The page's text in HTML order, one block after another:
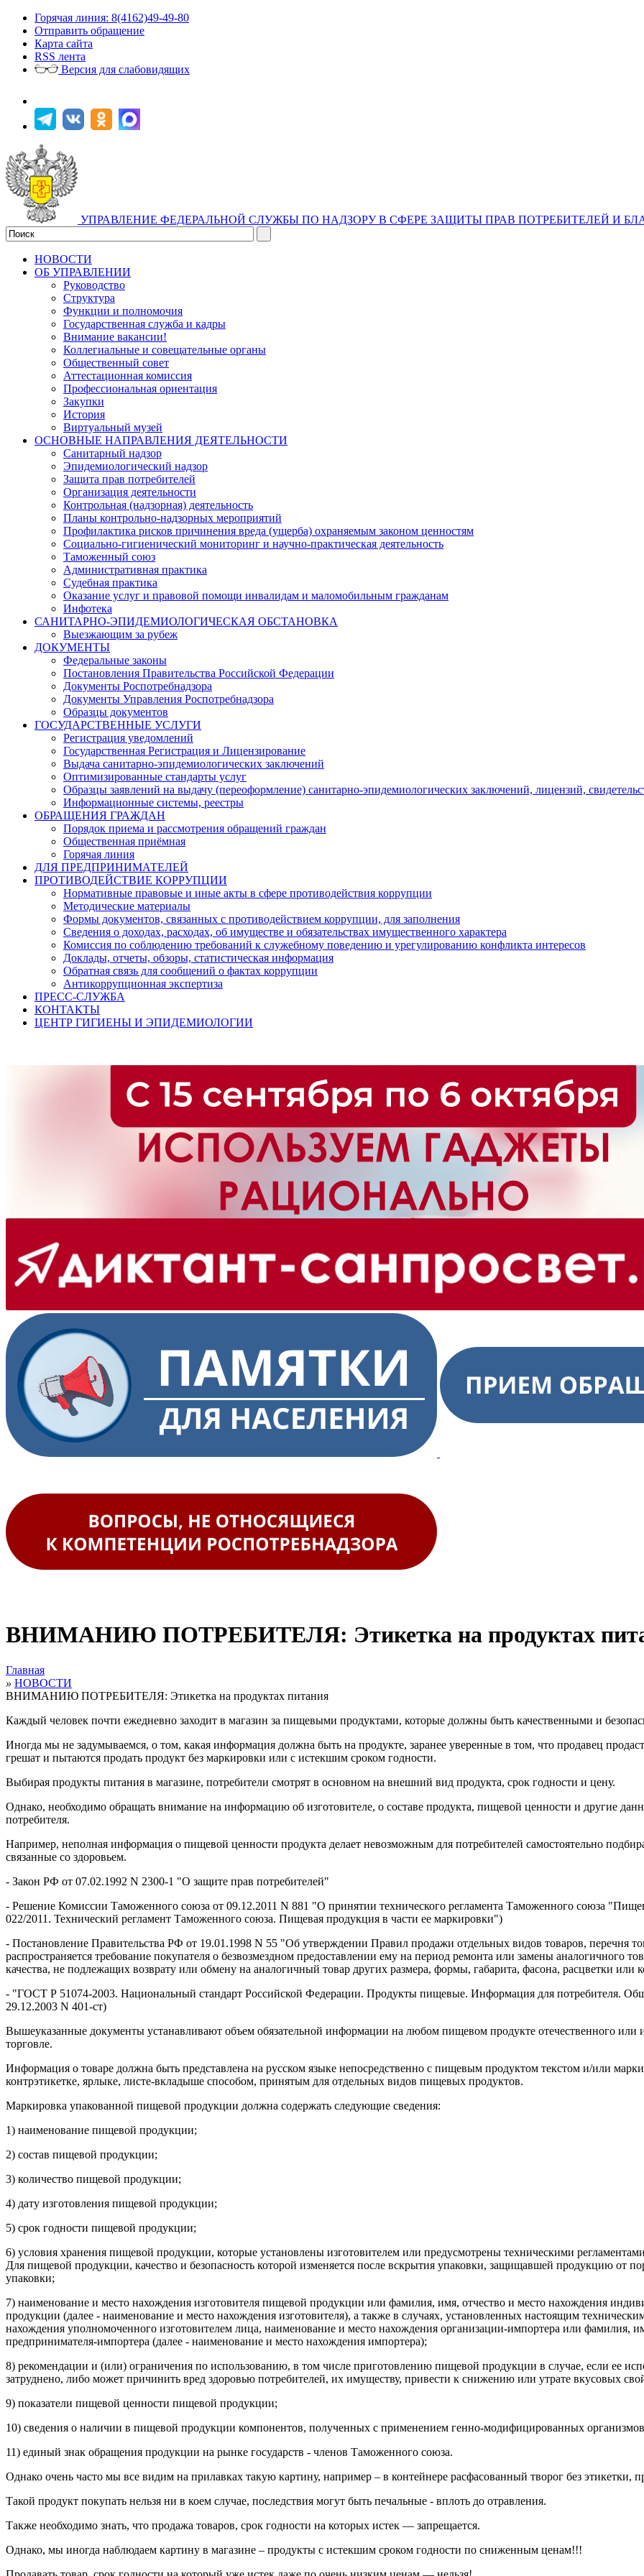
Горячая линия: 8(4162)49-49-80
Отправить обращение
Карта сайта
RSS лента
Версия для слабовидящих
УПРАВЛЕНИЕ ФЕДЕРАЛЬНОЙ СЛУЖБЫ ПО НАДЗОРУ В СФЕРЕ ЗАЩИТЫ ПРАВ ПОТРЕБИТЕЛЕЙ И
НОВОСТИ
ОБ УПРАВЛЕНИИ
Руководство
Структура
Функции и полномочия
Государственная служба и кадры
Внимание вакансии!
Коллегиальные и совещательные органы
Общественный совет
Аттестационная комиссия
Профессиональная ориентация
Закупки
История
Виртуальный музей
ОСНОВНЫЕ НАПРАВЛЕНИЯ ДЕЯТЕЛЬНОСТИ
Санитарный надзор
Эпидемиологический надзор
Защита прав потребителей
Организация деятельности
Контрольная (надзорная) деятельность
Планы контрольно-надзорных мероприятий
Профилактика рисков причинения вреда (ущерба) охраняемым законом ценностям
Социально-гигиенический мониторинг и научно-практическая деятельность
Таможенный союз
Административная практика
Судебная практика
Оказание услуг и правовой помощи инвалидам и маломобильным гражданам
Инфотека
САНИТАРНО-ЭПИДЕМИОЛОГИЧЕСКАЯ ОБСТАНОВКА
Выезжающим за рубеж
ДОКУМЕНТЫ
Федеральные законы
Постановления Правительства Российской Федерации
Документы Роспотребнадзора
Документы Управления Роспотребнадзора
Образцы документов
ГОСУДАРСТВЕННЫЕ УСЛУГИ
Регистрация уведомлений
Государственная Регистрация и Лицензирование
Выдача санитарно-эпидемиологических заключений
Оптимизированные стандарты услуг
Образцы заявлений на выдачу (переоформление) санитарно-эпидемиологических заключений, лицензий,
Информационные системы, реестры
ОБРАЩЕНИЯ ГРАЖДАН
Порядок приема и рассмотрения обращений граждан
Общественная приёмная
Горячая линия
ДЛЯ ПРЕДПРИНИМАТЕЛЕЙ
ПРОТИВОДЕЙСТВИЕ КОРРУПЦИИ
Нормативные правовые и иные акты в сфере противодействия коррупции
Методические материалы
Формы документов, связанных с противодействием коррупции, для заполнения
Сведения о доходах, расходах, об имуществе и обязательствах имущественного характера
Комиссия по соблюдению требований к служебному поведению и урегулированию конфликта интересов
Доклады, отчеты, обзоры, статистическая информация
Обратная связь для сообщений о фактах коррупции
Антикоррупционная экспертиза
ПРЕСС-СЛУЖБА
КОНТАКТЫ
ЦЕНТР ГИГИЕНЫ И ЭПИДЕМИОЛОГИИ
ВНИМАНИЮ ПОТРЕБИТЕЛЯ: Этикетка на продуктах
Главная
» НОВОСТИ
ВНИМАНИЮ ПОТРЕБИТЕЛЯ: Этикетка на продуктах питания
Каждый человек почти ежедневно заходит в магазин за пищевыми продуктами, которые должны быть качественными и
Иногда мы не задумываемся, о том, какая информация должна быть на продукте, заранее уверенные в том, что продавец
грешат и пытаются продать продукт без маркировки или с истекшим сроком годности.
Выбирая продукты питания в магазине, потребители смотрят в основном на внешний вид продукта, срок годности и цену.
Однако, необходимо обращать внимание на информацию об изготовителе, о составе продукта, пищевой ценности и другие
потребителя.
Например, неполная информация о пищевой ценности продукта делает невозможным для потребителей самостоятельно
связанные со здоровьем.
- Закон РФ от 07.02.1992 N 2300-1 "О защите прав потребителей"
- Решение Комиссии Таможенного союза от 09.12.2011 N 881 "О принятии технического регламента Таможенного союза
022/2011. Технический регламент Таможенного союза. Пищевая продукция в части ее маркировки")
- Постановление Правительства РФ от 19.01.1998 N 55 "Об утверждении Правил продажи отдельных видов товаров, перечня
распространяется требование покупателя о безвозмездном предоставлении ему на период ремонта или замены аналогичного
качества, не подлежащих возврату или обмену на аналогичный товар других размера, формы, габарита, фасона, расцветки или
- "ГОСТ Р 51074-2003. Национальный стандарт Российской Федерации. Продукты пищевые. Информация для потребителя.
29.12.2003 N 401-ст)
Вышеуказанные документы устанавливают объем обязательной информации на любом пищевом продукте отечественного или
торговле.
Информация о товаре должна быть представлена на русском языке непосредственно с пищевым продуктом текстом и/или
контрэтикетке, ярлыке, листе-вкладыше способом, принятым для отдельных видов пищевых продуктов.
Маркировка упакованной пищевой продукции должна содержать следующие сведения:
1) наименование пищевой продукции;
2) состав пищевой продукции;
3) количество пищевой продукции;
4) дату изготовления пищевой продукции;
5) срок годности пищевой продукции;
6) условия хранения пищевой продукции, которые установлены изготовителем или предусмотрены техническими
Для пищевой продукции, качество и безопасность которой изменяется после вскрытия упаковки, защищавшей продукцию от
упаковки;
7) наименование и место нахождения изготовителя пищевой продукции или фамилия, имя, отчество и место нахождения
продукции (далее - наименование и место нахождения изготовителя), а также в случаях, установленных настоящим
нахождения уполномоченного изготовителем лица, наименование и место нахождения организации-импортера или фамилия,
предпринимателя-импортера (далее - наименование и место нахождения импортера);
8) рекомендации и (или) ограничения по использованию, в том числе приготовлению пищевой продукции в случае, если ее
затруднено, либо может причинить вред здоровью потребителей, их имуществу, привести к снижению или утрате вкусовых
9) показатели пищевой ценности пищевой продукции;
10) сведения о наличии в пищевой продукции компонентов, полученных с применением генно-модифицированных
11) единый знак обращения продукции на рынке государств - членов Таможенного союза.
Однако очень часто мы все видим на прилавках такую картину, например – в контейнере расфасованный творог без этикетки,
Такой продукт покупать нельзя ни в коем случае, последствия могут быть печальные - вплоть до отравления.
Также необходимо знать, что продажа товаров, срок годности на которых истек — запрещается.
Однако, мы иногда наблюдаем картину в магазине – продукты с истекшим сроком годности по сниженным ценам!!!